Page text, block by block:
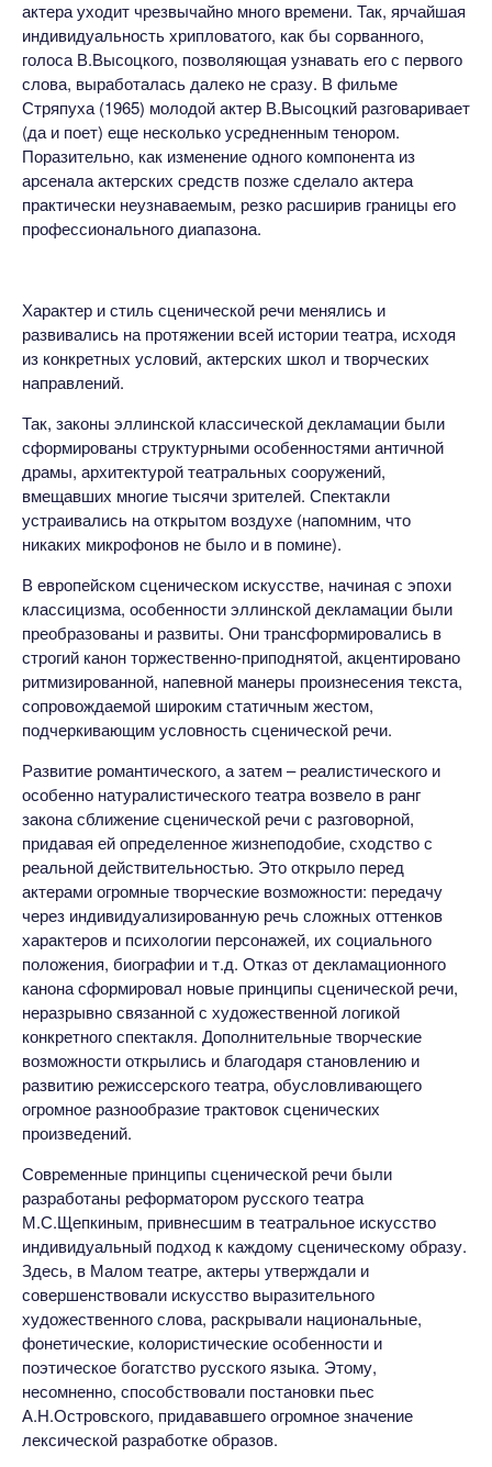
актера уходит чрезвычайно много времени. Так, ярчайшая
индивидуальность хрипловатого, как бы сорванного,
голоса В.Высоцкого, позволяющая узнавать его с первого
слова, выработалась далеко не сразу. В фильме
Стряпуха (1965) молодой актер В.Высоцкий разговаривает
(да и поет) еще несколько усредненным тенором.
Поразительно, как изменение одного компонента из
арсенала актерских средств позже сделало актера
практически неузнаваемым, резко расширив границы его
профессионального диапазона.
Характер и стиль сценической речи менялись и
развивались на протяжении всей истории театра, исходя
из конкретных условий, актерских школ и творческих
направлений.
Так, законы эллинской классической декламации были
сформированы структурными особенностями античной
драмы, архитектурой театральных сооружений,
вмещавших многие тысячи зрителей. Спектакли
устраивались на открытом воздухе (напомним, что
никаких микрофонов не было и в помине).
В европейском сценическом искусстве, начиная с эпохи
классицизма, особенности эллинской декламации были
преобразованы и развиты. Они трансформировались в
строгий канон торжественно-приподнятой, акцентировано
ритмизированной, напевной манеры произнесения текста,
сопровождаемой широким статичным жестом,
подчеркивающим условность сценической речи.
Развитие романтического, а затем – реалистического и
особенно натуралистического театра возвело в ранг
закона сближение сценической речи с разговорной,
придавая ей определенное жизнеподобие, сходство с
реальной действительностью. Это открыло перед
актерами огромные творческие возможности: передачу
через индивидуализированную речь сложных оттенков
характеров и психологии персонажей, их социального
положения, биографии и т.д. Отказ от декламационного
канона сформировал новые принципы сценической речи,
неразрывно связанной с художественной логикой
конкретного спектакля. Дополнительные творческие
возможности открылись и благодаря становлению и
развитию режиссерского театра, обусловливающего
огромное разнообразие трактовок сценических
произведений.
Современные принципы сценической речи были
разработаны реформатором русского театра
М.С.Щепкиным, привнесшим в театральное искусство
индивидуальный подход к каждому сценическому образу.
Здесь, в Малом театре, актеры утверждали и
совершенствовали искусство выразительного
художественного слова, раскрывали национальные,
фонетические, колористические особенности и
поэтическое богатство русского языка. Этому,
несомненно, способствовали постановки пьес
А.Н.Островского, придававшего огромное значение
лексической разработке образов.